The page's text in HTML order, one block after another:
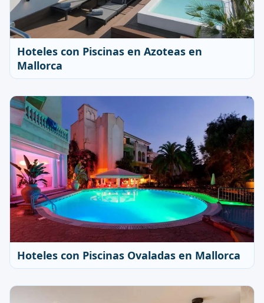
Hoteles con Piscinas en Azoteas en
Mallorca
Hoteles con Piscinas Ovaladas en Mallorca